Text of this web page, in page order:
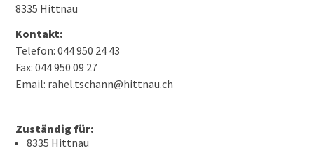
8335 Hittnau
Kontakt:
Telefon: 044 950 24 43
Fax: 044 950 09 27
Email: rahel.tschann@hittnau.ch
Zuständig für:
8335 Hittnau